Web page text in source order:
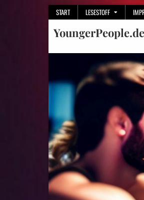
START LESESTOFF
YoungerPeople.de